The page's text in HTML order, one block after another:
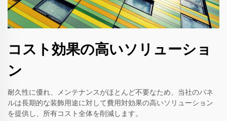
コスト効果の高いソリューショ
ン
耐久性に優れ、メンテナンスがほとんど不要なため、当社のパネ
ルは長期的な装飾用途に対して費用対効果の高いソリューション
を提供し、所有コスト全体を削減します。